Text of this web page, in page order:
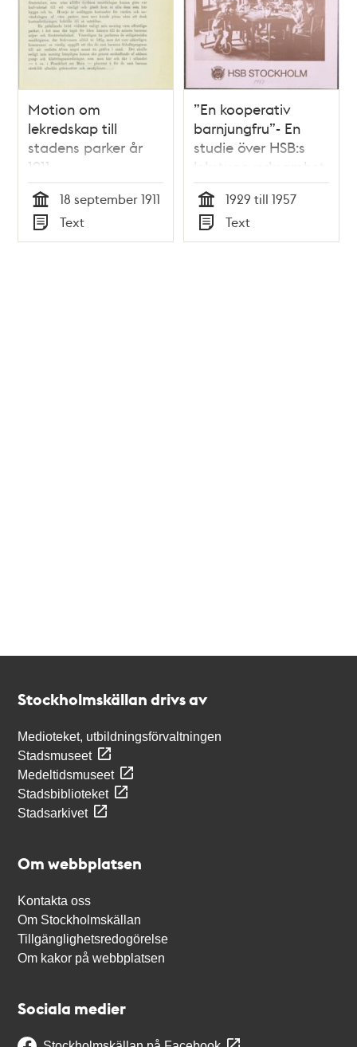
Motion om
lekredskap till
stadens parker år
1911
Tid
18 september 1911
Typ
Text
”En kooperativ
barnjungfru”- En
studie över HSB:s
lekstugeverksamhet
Tid
1929 till 1957
Typ
Text
Stockholmskällan drivs av
Medioteket, utbildningsförvaltningen
Stadsmuseet
Medeltidsmuseet
Stadsbiblioteket
Stadsarkivet
Om webbplatsen
Kontakta oss
Om Stockholmskällan
Tillgänglighetsredogörelse
Om kakor på webbplatsen
Sociala medier